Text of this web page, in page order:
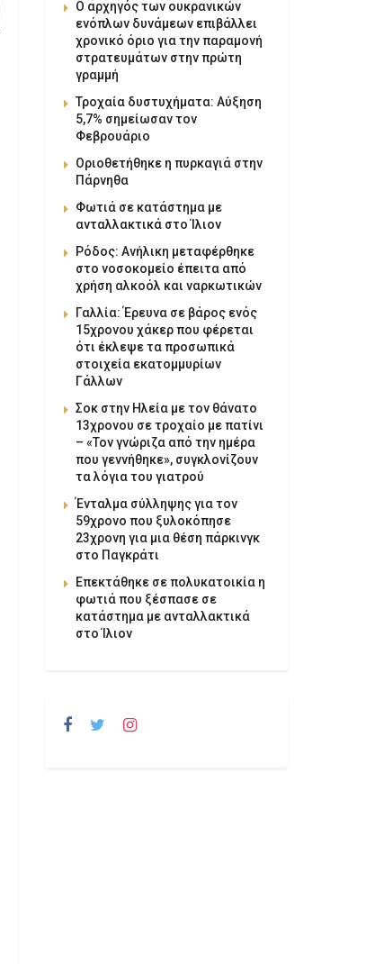
Ο αρχηγός των ουκρανικών
ενόπλων δυνάμεων επιβάλλει
χρονικό όριο για την παραμονή
στρατευμάτων στην πρώτη
γραμμή
Τροχαία δυστυχήματα: Αύξηση
5,7% σημείωσαν τον
Φεβρουάριο
Οριοθετήθηκε η πυρκαγιά στην
Πάρνηθα
Φωτιά σε κατάστημα με
ανταλλακτικά στο Ίλιον
Ρόδος: Ανήλικη μεταφέρθηκε
στο νοσοκομείο έπειτα από
χρήση αλκοόλ και ναρκωτικών
Γαλλία: Έρευνα σε βάρος ενός
15χρονου χάκερ που φέρεται
ότι έκλεψε τα προσωπικά
στοιχεία εκατομμυρίων
Γάλλων
Σοκ στην Ηλεία με τον θάνατο
13χρονου σε τροχαίο με πατίνι
– «Τον γνώριζα από την ημέρα
που γεννήθηκε», συγκλονίζουν
τα λόγια του γιατρού
Ένταλμα σύλληψης για τον
59χρονο που ξυλοκόπησε
23χρονη για μια θέση πάρκινγκ
στο Παγκράτι
Επεκτάθηκε σε πολυκατοικία η
φωτιά που ξέσπασε σε
κατάστημα με ανταλλακτικά
στο Ίλιον